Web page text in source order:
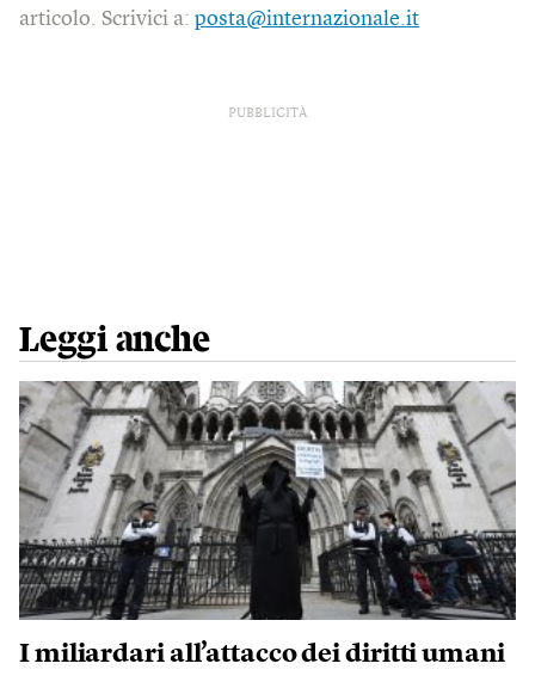
articolo. Scrivici a: posta@internazionale.it
PUBBLICITÀ
Leggi anche
I miliardari all’attacco dei diritti umani